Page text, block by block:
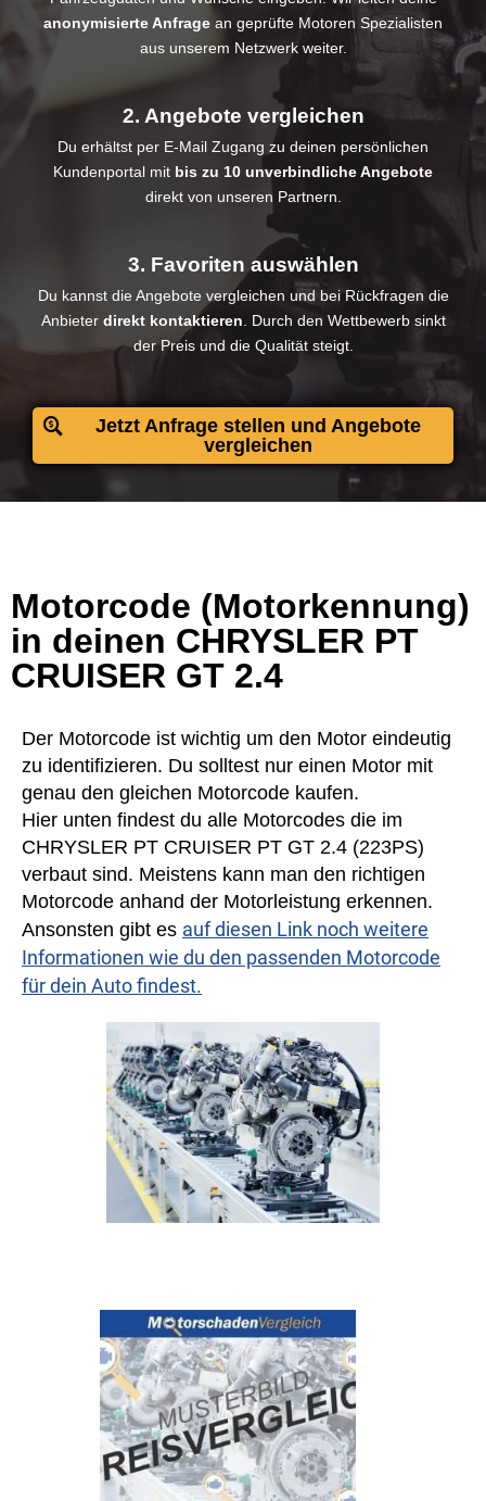
anonymisierte Anfrage an geprüfte Motoren Spezialisten
aus unserem Netzwerk weiter.
2. Angebote vergleichen
Du erhältst per E-Mail Zugang zu deinen persönlichen
Kundenportal mit bis zu 10 unverbindliche Angebote
direkt von unseren Partnern.
3. Favoriten auswählen
Du kannst die Angebote vergleichen und bei Rückfragen die
Anbieter direkt kontaktieren. Durch den Wettbewerb sinkt
der Preis und die Qualität steigt.
Jetzt Anfrage stellen und Angebote
vergleichen
Motorcode (Motorkennung)
in deinen CHRYSLER PT
CRUISER GT 2.4
Der Motorcode ist wichtig um den Motor eindeutig
zu identifizieren. Du solltest nur einen Motor mit
genau den gleichen Motorcode kaufen.
Hier unten findest du alle Motorcodes die im
CHRYSLER PT CRUISER PT GT 2.4 (223PS)
verbaut sind. Meistens kann man den richtigen
Motorcode anhand der Motorleistung erkennen.
Ansonsten gibt es auf diesen Link noch weitere
Informationen wie du den passenden Motorcode
für dein Auto findest.